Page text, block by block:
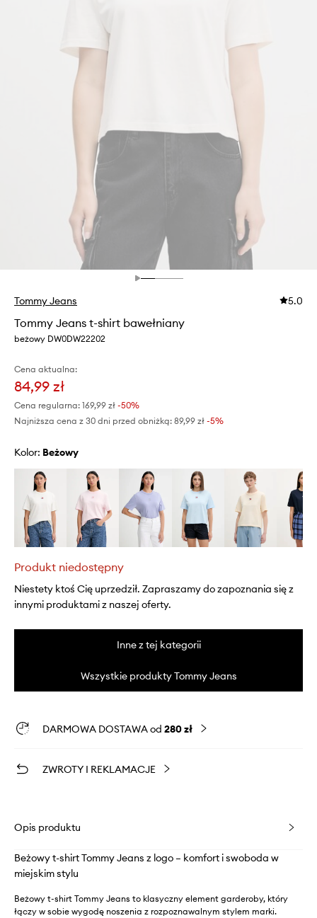
Tommy Jeans 5.0
Tommy Jeans t-shirt bawełniany
beżowy DW0DW22202
Cena aktualna:
84,99 zł
Cena regularna: 169,99 zł -50%
Najniższa cena z 30 dni przed obniżką: 89,99 zł -5%
Kolor: beżowy
Produkt niedostępny
Niestety ktoś Cię uprzedził. Zapraszamy do zapoznania się z
innymi produktami z naszej oferty.
Inne z tej kategorii
Wszystkie produkty Tommy Jeans
DARMOWA DOSTAWA od 280 zł
ZWROTY I REKLAMACJE
Opis produktu
Beżowy t-shirt Tommy Jeans z logo – komfort i swoboda w
miejskim stylu
Beżowy t-shirt Tommy Jeans to klasyczny element garderoby, który
łączy w sobie wygodę noszenia z rozpoznawalnym stylem marki.